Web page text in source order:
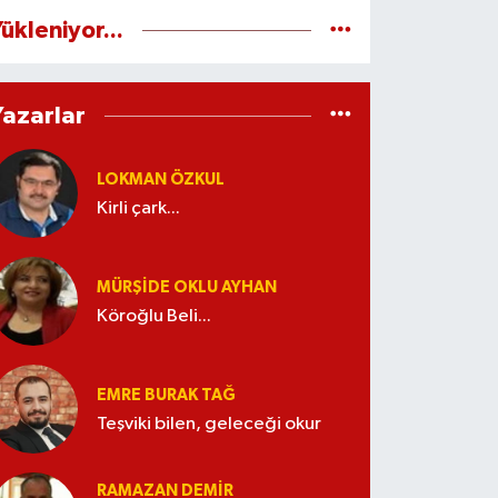
LOKMAN ÖZKUL
Kirli çark...
MÜRŞIDE OKLU AYHAN
Köroğlu Beli...
EMRE BURAK TAĞ
Teşviki bilen, geleceği okur
RAMAZAN DEMİR